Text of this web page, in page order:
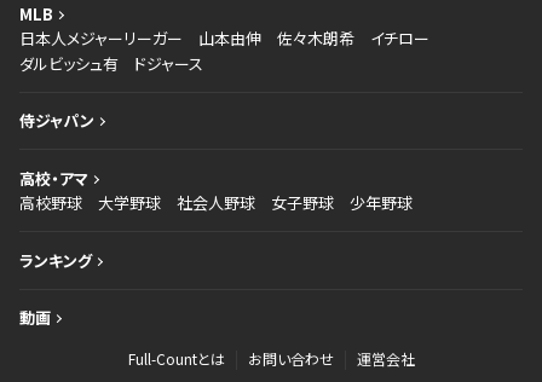
MLB
日本人メジャーリーガー
山本由伸 佐々木朗希
イチロー
ダルビッシュ有
ドジャース
侍ジャパン
高校・アマ
高校野球
大学野球 社会人野球 女子野球 少年野球
ランキング
動画
Full-Countとは お問い合わせ 運営会社